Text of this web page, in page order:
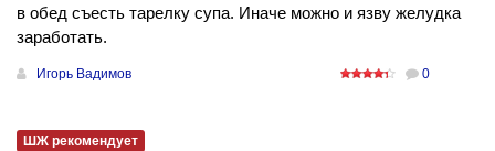
в обед съесть тарелку супа. Иначе можно и язву желудка
заработать.
Игорь Вадимов 0
ШЖ рекомендует